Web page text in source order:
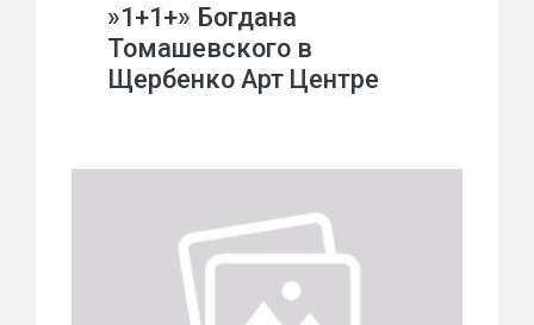
»1+1+» Богдана
Томашевского в
Щербенко Арт Центре